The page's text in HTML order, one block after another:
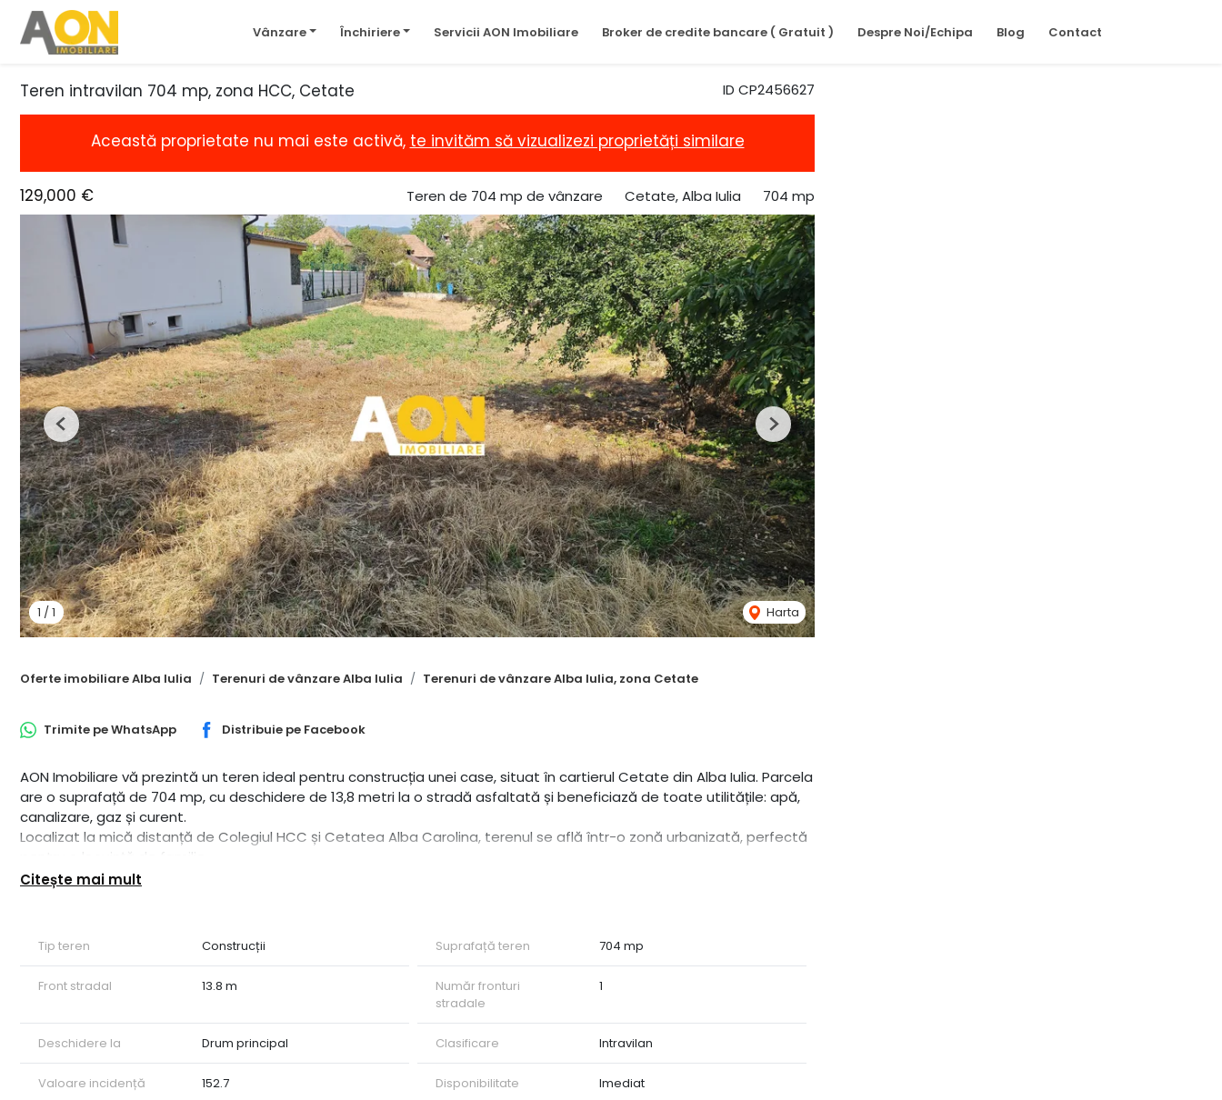
Vânzare Închiriere Servicii AON Imobiliare Broker de credite bancare ( Gratuit ) Despre Noi/Echipa Blog Contact
ID CP2456627
Teren intravilan 704 mp, zona HCC, Cetate
Această proprietate nu mai este activă, te invităm să vizualizezi proprietăți similare
129,000 € Teren de 704 mp de vânzare Cetate, Alba Iulia 704 mp
1 / 1 Harta
Previous Next
Oferte imobiliare Alba Iulia Terenuri de vânzare Alba Iulia Terenuri de vânzare Alba Iulia, zona Cetate
Trimite peWhatsApp Distribuie pe Facebook
AON Imobiliare vă prezintă un teren ideal pentru construcția unei case, situat în cartierul Cetate din Alba Iulia. Parcela
are o suprafață de 704 mp, cu deschidere de 13,8 metri la o stradă asfaltată și beneficiază de toate utilitățile: apă,
canalizare, gaz și curent.
Localizat la mică distanță de Colegiul HCC și Cetatea Alba Carolina, terenul se află într-o zonă urbanizată, perfectă
Coeficienți urbanistici:
Pentru mai multe detalii și programarea unei vizionări, contactați-ne!
Citește mai mult
Tip teren Construcții Suprafață teren 704 mp
Front stradal 13.8 m
Număr fronturi
stradale
1
Deschidere la Drum principal Clasificare Intravilan
Valoare incidență 152.7 Disponibilitate Imediat